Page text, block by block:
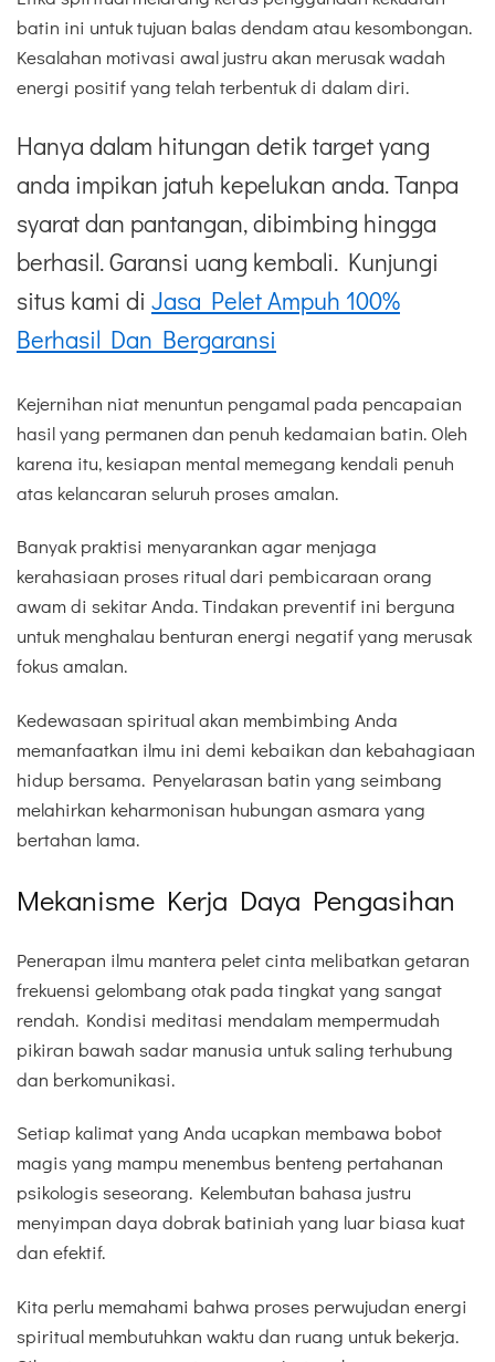
batin ini untuk tujuan balas dendam atau kesombongan.
Kesalahan motivasi awal justru akan merusak wadah
energi positif yang telah terbentuk di dalam diri.
Hanya dalam hitungan detik target yang
anda impikan jatuh kepelukan anda. Tanpa
syarat dan pantangan, dibimbing hingga
berhasil. Garansi uang kembali. Kunjungi
situs kami di Jasa Pelet Ampuh 100%
Berhasil Dan Bergaransi
Kejernihan niat menuntun pengamal pada pencapaian
hasil yang permanen dan penuh kedamaian batin. Oleh
karena itu, kesiapan mental memegang kendali penuh
atas kelancaran seluruh proses amalan.
Banyak praktisi menyarankan agar menjaga
kerahasiaan proses ritual dari pembicaraan orang
awam di sekitar Anda. Tindakan preventif ini berguna
untuk menghalau benturan energi negatif yang merusak
fokus amalan.
Kedewasaan spiritual akan membimbing Anda
memanfaatkan ilmu ini demi kebaikan dan kebahagiaan
hidup bersama. Penyelarasan batin yang seimbang
melahirkan keharmonisan hubungan asmara yang
bertahan lama.
Mekanisme Kerja Daya Pengasihan
Penerapan ilmu mantera pelet cinta melibatkan getaran
frekuensi gelombang otak pada tingkat yang sangat
rendah. Kondisi meditasi mendalam mempermudah
pikiran bawah sadar manusia untuk saling terhubung
dan berkomunikasi.
Setiap kalimat yang Anda ucapkan membawa bobot
magis yang mampu menembus benteng pertahanan
psikologis seseorang. Kelembutan bahasa justru
menyimpan daya dobrak batiniah yang luar biasa kuat
dan efektif.
Kita perlu memahami bahwa proses perwujudan energi
spiritual membutuhkan waktu dan ruang untuk bekerja.